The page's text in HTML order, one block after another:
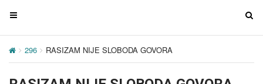
T
g
T
296 RASIZAM NIJE SLOBODA GOVORA